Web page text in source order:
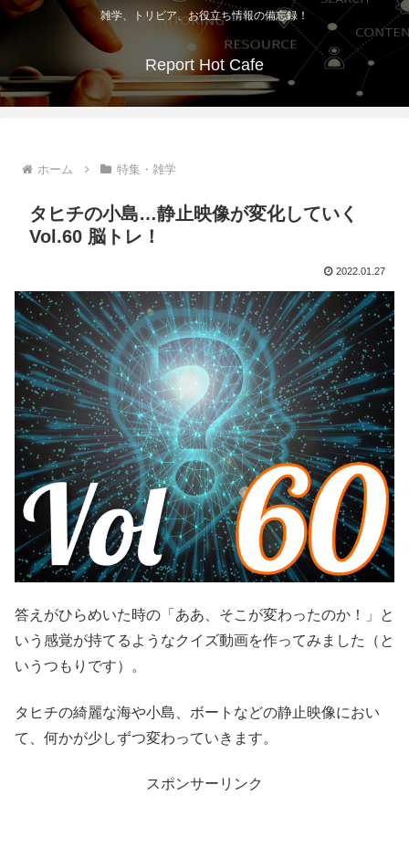
雑学、トリビア、お役立ち情報の備忘録！
Report Hot Cafe
ホーム 特集・雑学
タヒチの小島…静止映像が変化していく
Vol.60 脳トレ！
2022.01.27
答えがひらめいた時の「ああ、そこが変わったのか！」と
いう感覚が持てるようなクイズ動画を作ってみました（と
いうつもりです）。
タヒチの綺麗な海や小島、ボートなどの静止映像におい
て、何かが少しずつ変わっていきます。
スポンサーリンク